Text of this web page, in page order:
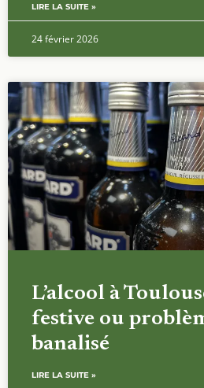
LIRE LA SUITE »
24 février 2026
L’alcool à
festive ou
banalisé
LIRE LA SUITE »